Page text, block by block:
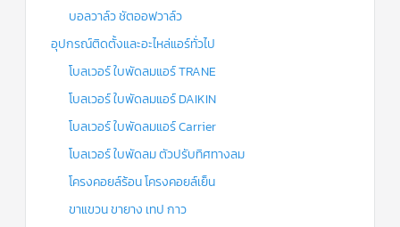
บอลวาล์ว ชัตออฟวาล์ว
อุปกรณ์ติดตั้งและอะไหล่แอร์ทั่วไป
โบลเวอร์ ใบพัดลมแอร์ TRANE
โบลเวอร์ ใบพัดลมแอร์ DAIKIN
โบลเวอร์ ใบพัดลมแอร์ Carrier
โบลเวอร์ ใบพัดลม ตัวปรับทิศทางลม
โครงคอยล์ร้อน โครงคอยล์เย็น
ขาแขวน ขายาง เทป กาว